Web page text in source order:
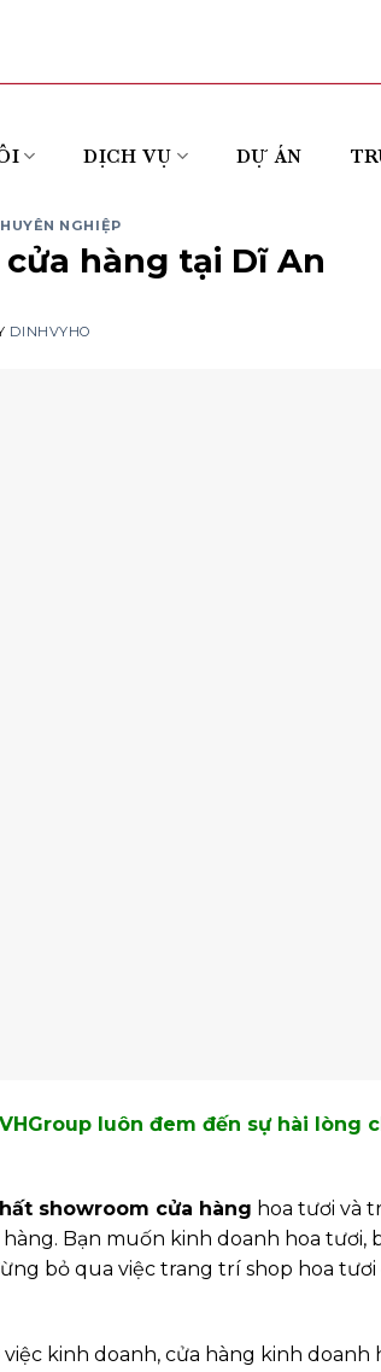
DỊCH VỤ DỰ ÁN
NGHIỆP
hàng tại Dĩ An
DINHVYHO
luôn đem đến sự hài lòng
showroom cửa hàng hoa tươi và
Bạn muốn kinh doanh hoa tươi,
bỏ qua việc trang trí shop hoa tươi
kinh doanh, cửa hàng kinh doanh